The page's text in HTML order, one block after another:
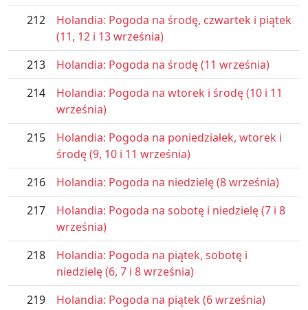
212
Holandia: Pogoda na środę, czwartek i piątek
(11, 12 i 13 września)
213
Holandia: Pogoda na środę (11 września)
214
Holandia: Pogoda na wtorek i środę (10 i 11
września)
215
Holandia: Pogoda na poniedziałek, wtorek i
środę (9, 10 i 11 września)
216
Holandia: Pogoda na niedzielę (8 września)
217
Holandia: Pogoda na sobotę i niedzielę (7 i 8
września)
218
Holandia: Pogoda na piątek, sobotę i
niedzielę (6, 7 i 8 września)
219
Holandia: Pogoda na piątek (6 września)